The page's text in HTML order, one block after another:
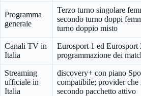
Programma
generale
Terzo turno singolare
secondo turno doppi
turno doppio misto
Canali TV in
Italia
Eurosport 1 ed Eurosport
programmazione dei
Streaming
ufficiale in
Italia
discovery+ con piano
compatibile; provider
secondo pacchetto attivo